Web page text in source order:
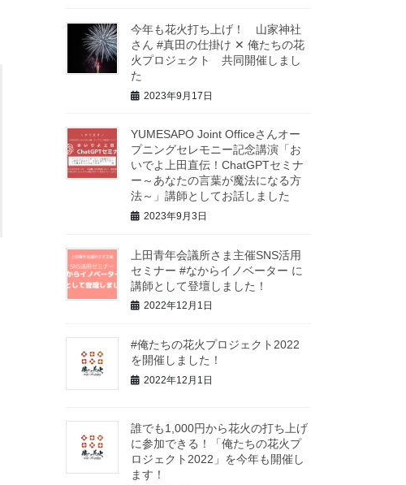
今年も花火打ち上げ！ 山家神社
さん #真田の仕掛け ✕ 俺たちの花
火プロジェクト 共同開催しまし
た
2023年9月17日
YUMESAPO Joint Officeさんオー
プニングセレモニー記念講演「お
いでよ上田直伝！ChatGPTセミナ
ー～あなたの言葉が魔法になる方
法～」講師としてお話しました
2023年9月3日
上田青年会議所さま主催SNS活用
セミナー #なからイノベーター に
講師として登壇しました！
2022年12月1日
#俺たちの花火プロジェクト2022
を開催しました！
2022年12月1日
誰でも1,000円から花火の打ち上げ
に参加できる！「俺たちの花火プ
ロジェクト2022」を今年も開催し
ます！